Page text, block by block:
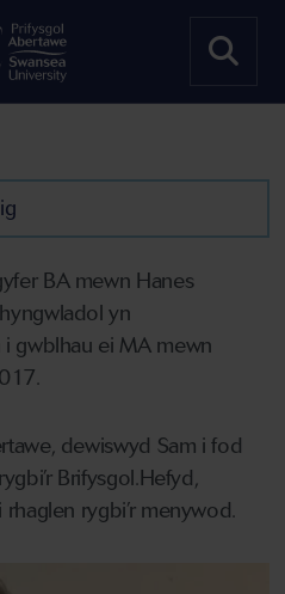
BA mewn Hanes
yn
gwblhau ei MA mewn
dewiswyd Sam i fod
Brifysgol.Hefyd,
rygbi’r menywod.